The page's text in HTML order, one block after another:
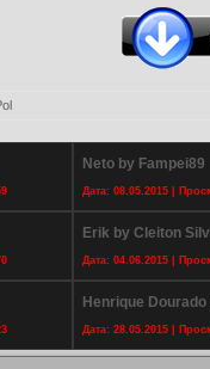
Neto by Fampei89
Дата: 08.05.2015 |
Erik by Cleiton
Дата: 04.06.2015 |
Henrique
Дата: 28.05.2015 |